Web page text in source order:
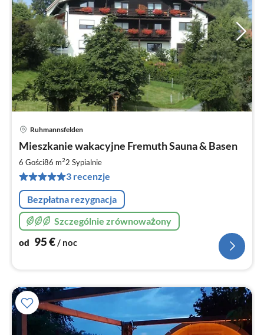
Ruhmannsfelden
Mieszkanie wakacyjne Fremuth Sauna & Basen
6 Gości86 m22 Sypialnie
3 recenzje
Bezpłatna rezygnacja
Szczególnie zrównoważony
od 95€/ noc